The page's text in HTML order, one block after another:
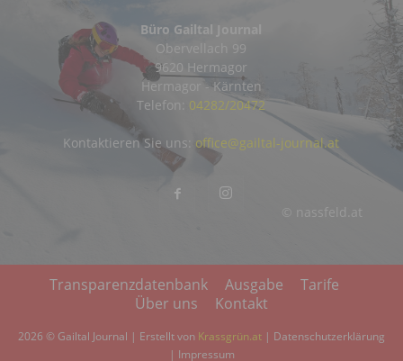
Büro Gailtal Journal
Obervellach 99
9620 Hermagor
Hermagor - Kärnten
Telefon: 04282/20472
© nassfeld.at
Kontaktieren Sie uns: office@gailtal-journal.at
Transparenzdatenbank Ausgabe
Tarife
Über uns
Kontakt
2026 © Gailtal Journal | Erstellt von Krassgrün.at | Datenschutzerklärung
| Impressum